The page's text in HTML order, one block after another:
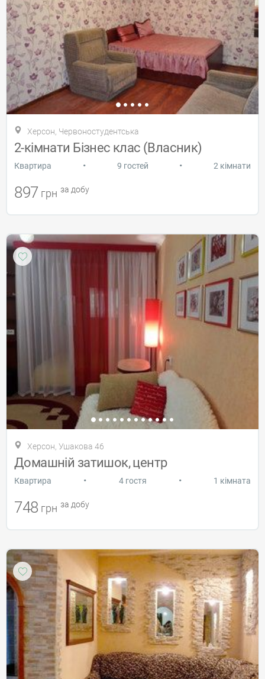
Херсон, Червоностудентська
2-кімнати Бізнес клас (Власник)
Квартира • 9 гостей • 2 кімнати
897 грн за добу
Херсон, Ушакова 46
Домашній затишок, центр
Квартира • 4 гостя • 1 кімната
748 грн за добу